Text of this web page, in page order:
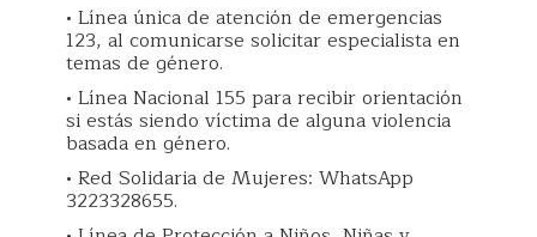
• Línea única de atención de emergencias
123, al comunicarse solicitar especialista en
temas de género.
• Línea Nacional 155 para recibir orientación
si estás siendo víctima de alguna violencia
basada en género.
• Red Solidaria de Mujeres: WhatsApp
3223328655.